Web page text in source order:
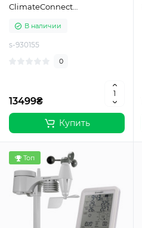
ClimateConnect
В наличии
s-930155
0
13499₴
Купить
Топ